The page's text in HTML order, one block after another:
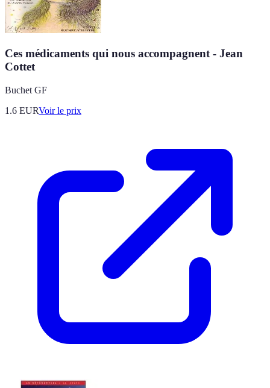
Ces médicaments qui nous accompagnent - Jean
Cottet
Buchet GF
1.6 EURVoir le prix